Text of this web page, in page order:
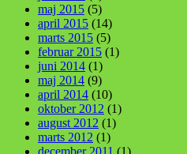
maj 2015 (5)
april 2015 (14)
marts 2015 (5)
februar 2015 (1)
juni 2014 (1)
maj 2014 (9)
april 2014 (10)
oktober 2012 (1)
august 2012 (1)
marts 2012 (1)
december 2011 (1)